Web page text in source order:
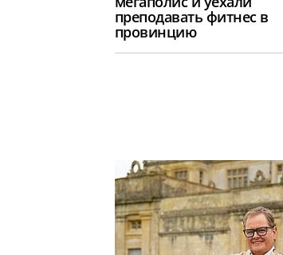
преподавать фитнес в
провинцию